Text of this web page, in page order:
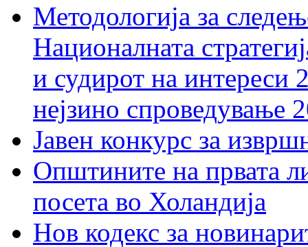
Методологија за
Националната
и судирот на интереси
нејзино спроведување
Јавен конкурс за
Општините на првата
посета во Холандија
Нов кодекс за